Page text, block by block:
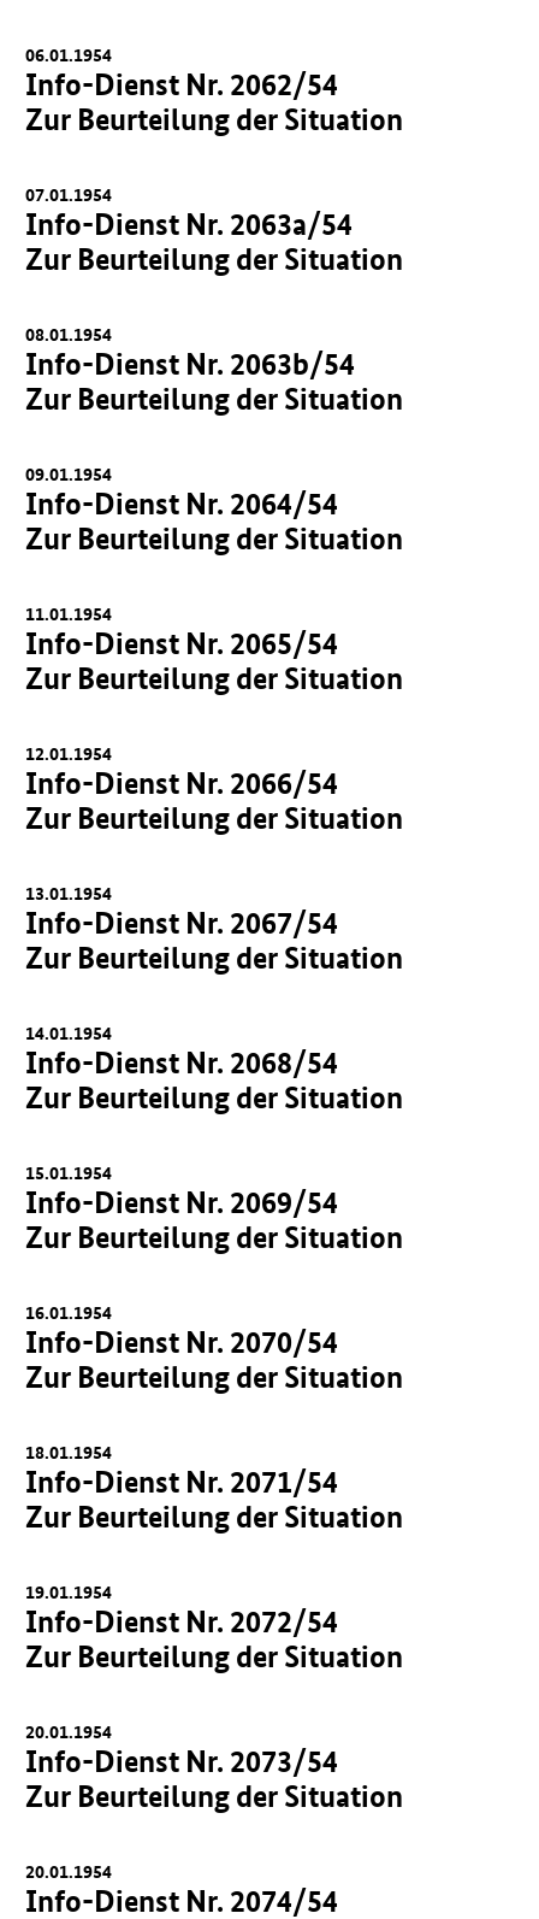
06.01.1954
Info-Dienst Nr. 2062/54
Zur Beurteilung der Situation
07.01.1954
Info-Dienst Nr. 2063a/54
Zur Beurteilung der Situation
08.01.1954
Info-Dienst Nr. 2063b/54
Zur Beurteilung der Situation
09.01.1954
Info-Dienst Nr. 2064/54
Zur Beurteilung der Situation
11.01.1954
Info-Dienst Nr. 2065/54
Zur Beurteilung der Situation
12.01.1954
Info-Dienst Nr. 2066/54
Zur Beurteilung der Situation
13.01.1954
Info-Dienst Nr. 2067/54
Zur Beurteilung der Situation
14.01.1954
Info-Dienst Nr. 2068/54
Zur Beurteilung der Situation
15.01.1954
Info-Dienst Nr. 2069/54
Zur Beurteilung der Situation
16.01.1954
Info-Dienst Nr. 2070/54
Zur Beurteilung der Situation
18.01.1954
Info-Dienst Nr. 2071/54
Zur Beurteilung der Situation
19.01.1954
Info-Dienst Nr. 2072/54
Zur Beurteilung der Situation
20.01.1954
Info-Dienst Nr. 2073/54
Zur Beurteilung der Situation
20.01.1954
Info-Dienst Nr. 2074/54